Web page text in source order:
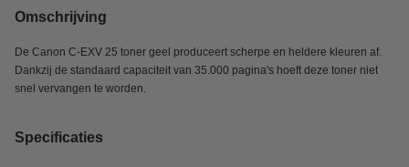
Omschrijving
De Canon C-EXV 25 toner geel produceert scherpe en heldere kleuren af.
Dankzij de standaard capaciteit van 35.000 pagina's hoeft deze toner niet
snel vervangen te worden.
Specificaties